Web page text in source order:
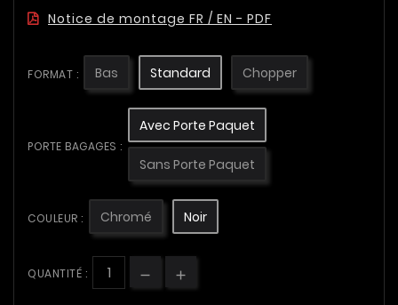
Notice de montage FR / EN - PDF
FORMAT : Bas Standard Chopper
PORTE BAGAGES :
Avec Porte Paquet
Sans Porte Paquet
COULEUR : Chromé Noir
QUANTITÉ :